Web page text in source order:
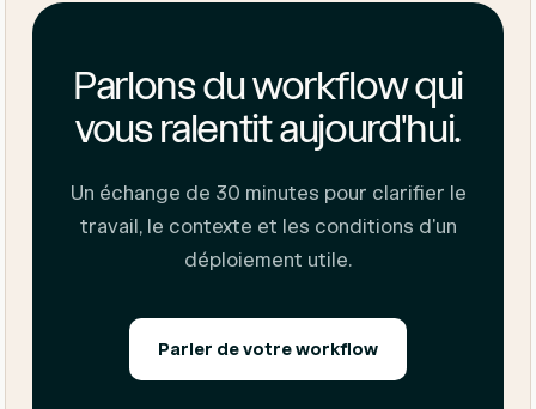
Parlons du workflow qui
vous ralentit aujourd'hui.
Un échange de 30 minutes pour clarifier le
travail, le contexte et les conditions d'un
déploiement utile.
Parler de votre workflow